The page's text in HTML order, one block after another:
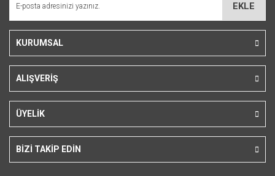
Bu ürüne benzer farklı alternatifler olmalı.
EKLE
KURUMSAL
ALIŞVERİŞ
ÜYELİK
BİZİ TAKİP EDİN